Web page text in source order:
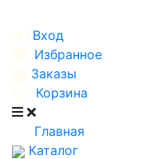
Вход
Избранное
Заказы
Корзина
Главная
Каталог